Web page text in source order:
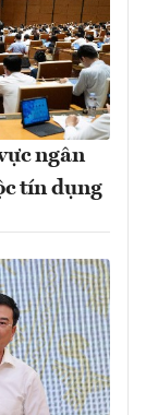
ngân
tín dụng